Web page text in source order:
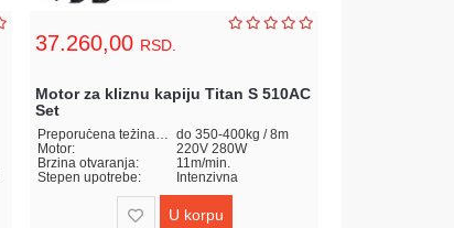
37.260,00 RSD.
Motor za kliznu kapiju Titan S 510AC
Set
Preporučena težina-dužina kapije:
do 350-400kg / 8m
Motor:
220V 280W
Brzina otvaranja:
11m/min.
Stepen upotrebe:
Intenzivna
U korpu